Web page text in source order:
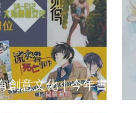
意文化｜今年書展